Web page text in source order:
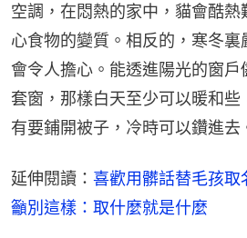
空調，在悶熱的家中，貓會酷
心食物的變質。相反的，寒冬
會令人擔心。能透進陽光的窗戶
套窗，那樣白天至少可以暖和些
有要鋪開被子，冷時可以鑽進去
延伸閱讀： 喜歡用髒話替毛孩
籲別這樣：取什麼就是什麼